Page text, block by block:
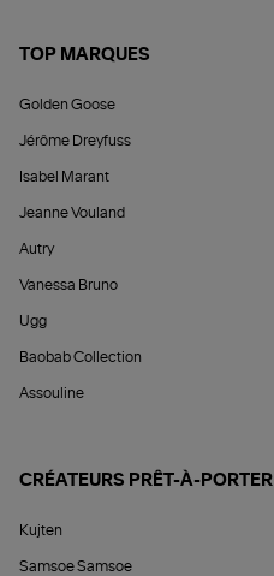
TOP MARQUES
Golden Goose
Jérôme Dreyfuss
Isabel Marant
Jeanne Vouland
Autry
Vanessa Bruno
Ugg
Baobab Collection
Assouline
CRÉATEURS PRÊT-À-PORTER
Kujten
Samsoe Samsoe